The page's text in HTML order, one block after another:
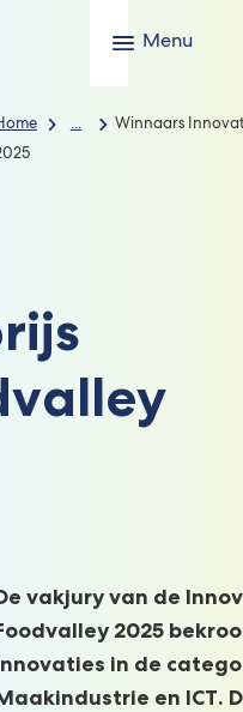
Menu
...
Winnaars
vakjury van de
2025
in de
en ICT.